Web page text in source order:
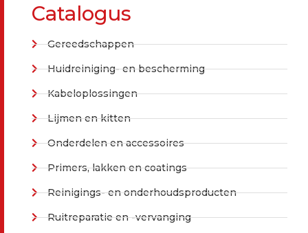
Catalogus
Gereedschappen
Huidreiniging- en bescherming
Kabeloplossingen
Lijmen en kitten
Onderdelen en accessoires
Primers, lakken en coatings
Reinigings- en onderhoudsproducten
Ruitreparatie en -vervanging